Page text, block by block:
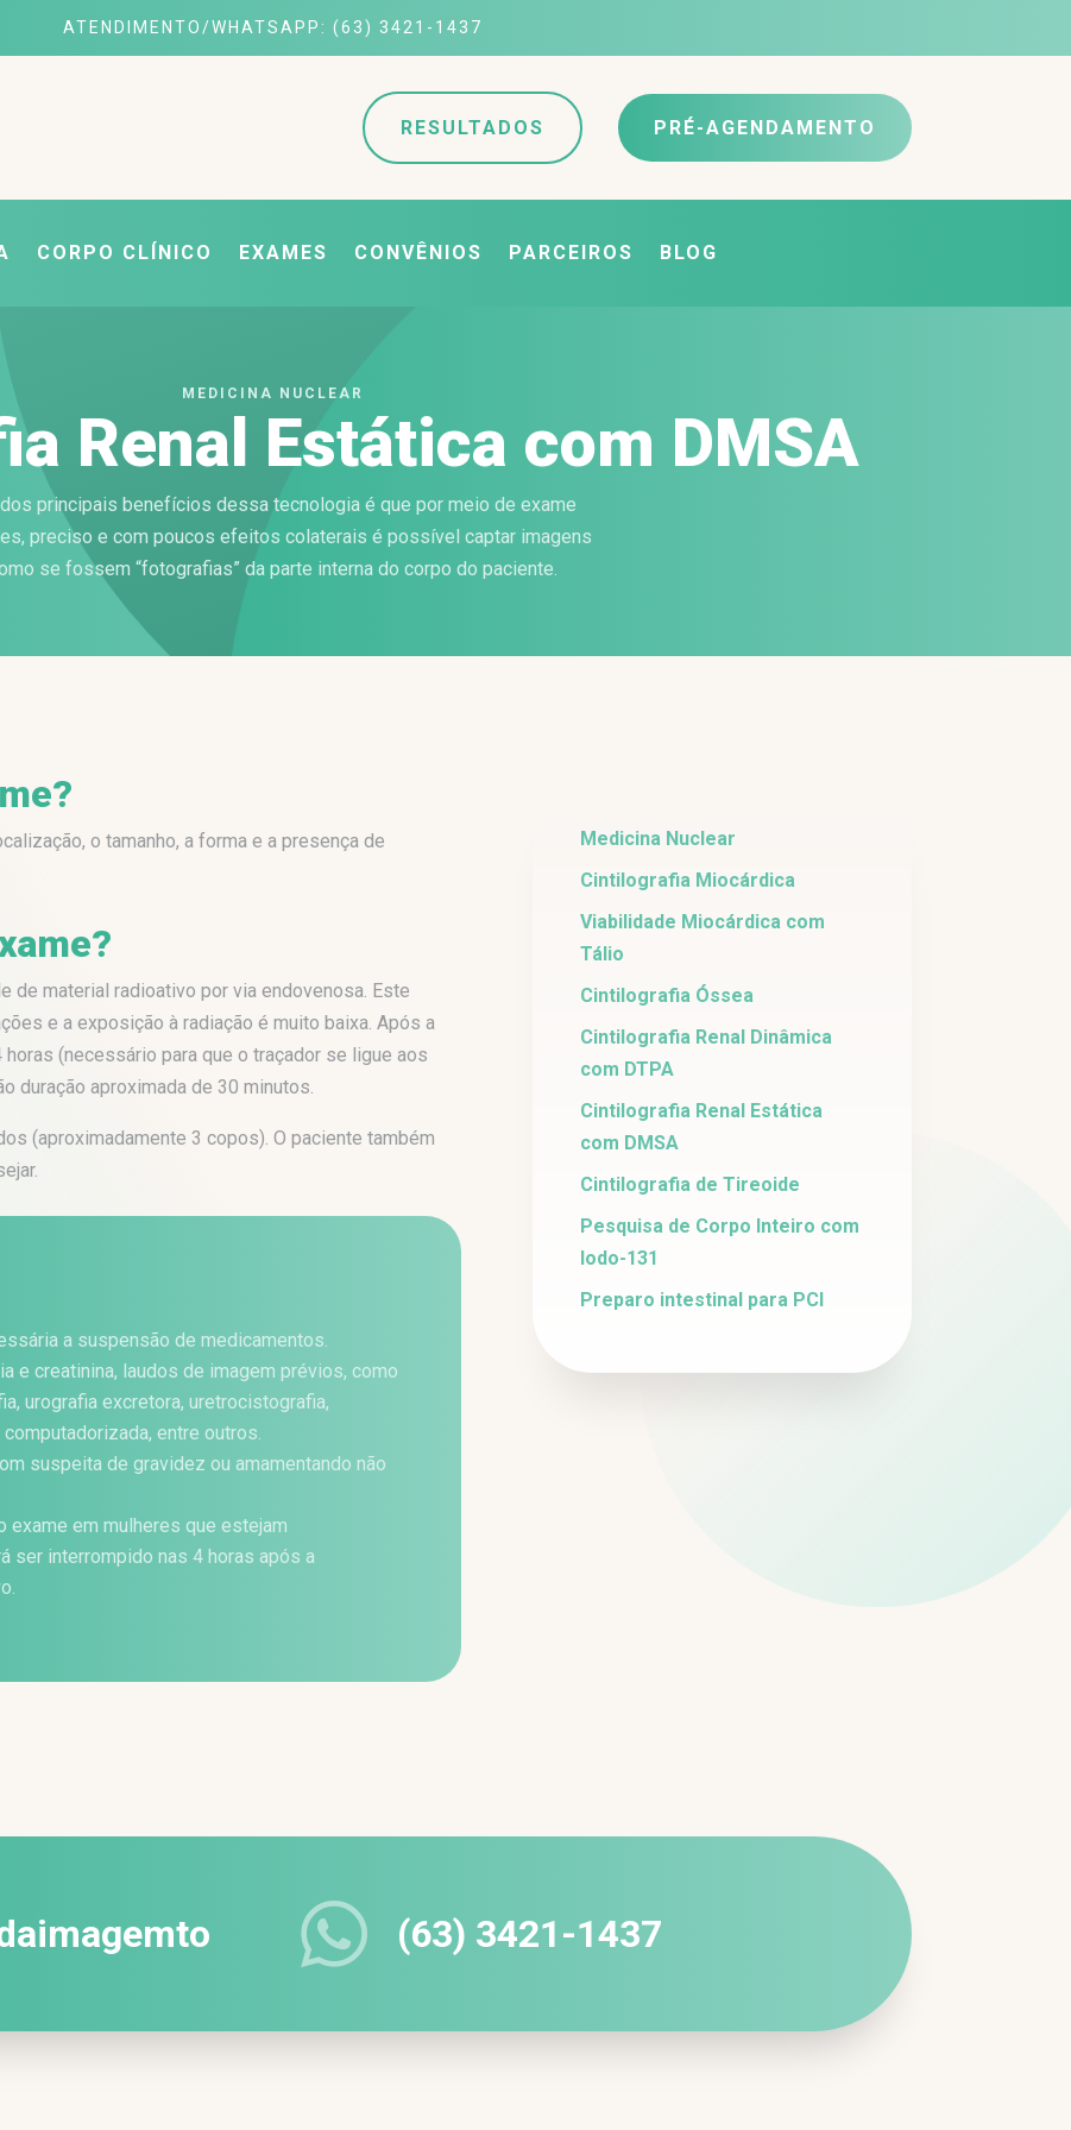
ATENDIMENTO/WHATSAPP: (63) 3421-1437
RESULTADOS PRÉ-AGENDAMENTO
CORPO CLÍNICO EXAMES CONVÊNIOS PARCEIROS BLOG
MEDICINA NUCLEAR
Renal Estática com DMSA
principais benefícios dessa tecnologia é que por meio de exame
preciso e com poucos efeitos colaterais é possível captar imagens
se fossem “fotografias” da parte interna do corpo do paciente.
o tamanho, a forma e a presença de
de material radioativo por via endovenosa. Este
e a exposição à radiação é muito baixa. Após a
(necessário para que o traçador se ligue aos
duração aproximada de 30 minutos.
(aproximadamente 3 copos). O paciente também
a suspensão de medicamentos.
e creatinina, laudos de imagem prévios, como
urografia excretora, uretrocistografia,
entre outros.
suspeita de gravidez ou amamentando não
exame em mulheres que estejam
ser interrompido nas 4 horas após a
Medicina Nuclear
Cintilografia Miocárdica
Viabilidade Miocárdica com
Tálio
Cintilografia Óssea
Cintilografia Renal Dinâmica
com DTPA
Cintilografia Renal Estática
com DMSA
Cintilografia de Tireoide
Pesquisa de Corpo Inteiro com
Iodo-131
Preparo intestinal para PCI
 (63) 3421-1437